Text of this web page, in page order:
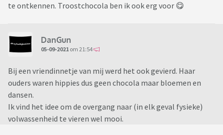
te ontkennen. Troostchocola ben ik ook erg voor 😋
DanGun
05-09-2021 om 21:54
Bij een vriendinnetje van mij werd het ook gevierd. Haar
ouders waren hippies dus geen chocola maar bloemen en
dansen.
Ik vind het idee om de overgang naar (in elk geval fysieke)
volwassenheid te vieren wel mooi.